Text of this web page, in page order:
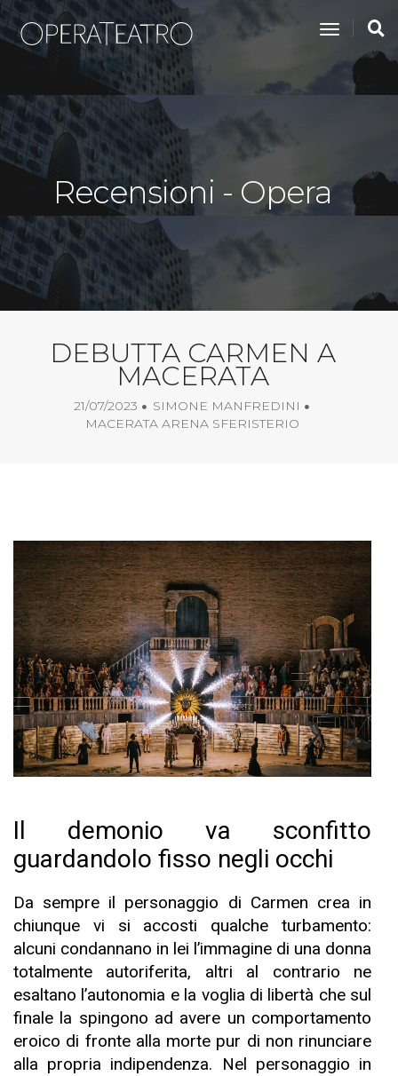
toggle
Recensioni - Opera
DEBUTTA CARMEN A
MACERATA
21/07/2023
SIMONE MANFREDINI
MACERATA ARENA SFERISTERIO
Il demonio va sconfitto
guardandolo fisso negli occhi
Da sempre il personaggio di Carmen crea in
chiunque vi si accosti qualche turbamento:
alcuni condannano in lei l’immagine di una donna
totalmente autoriferita, altri al contrario ne
esaltano l’autonomia e la voglia di libertà che sul
finale la spingono ad avere un comportamento
eroico di fronte alla morte pur di non rinunciare
alla propria indipendenza. Nel personaggio in